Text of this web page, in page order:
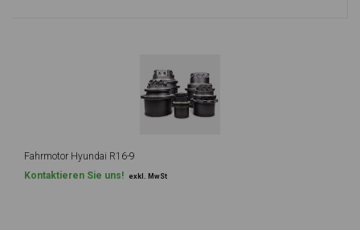
Fahrmotor Hyundai R16-9
Kontaktieren Sie uns! exkl. MwSt